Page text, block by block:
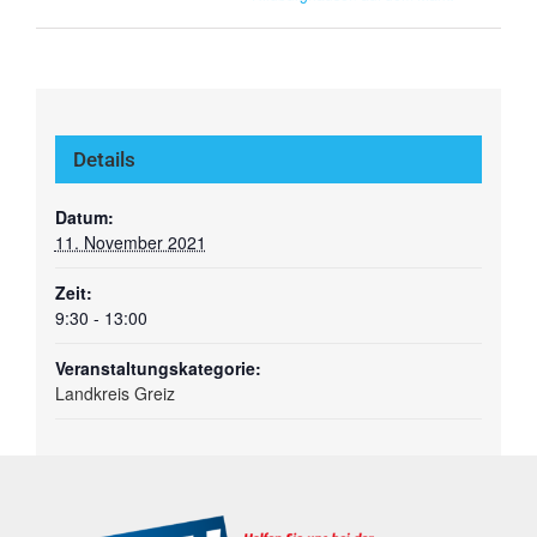
Details
Datum:
11. November 2021
Zeit:
9:30 - 13:00
Veranstaltungskategorie:
Landkreis Greiz